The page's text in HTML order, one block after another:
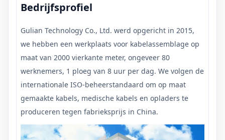
Bedrijfsprofiel
Gulian Technology Co., Ltd. werd opgericht in 2015,
we hebben een werkplaats voor kabelassemblage op
maat van 2000 vierkante meter, ongeveer 80
werknemers, 1 ploeg van 8 uur per dag. We volgen de
internationale ISO-beheerstandaard om op maat
gemaakte kabels, medische kabels en opladers te
produceren tegen fabrieksprijs in China.